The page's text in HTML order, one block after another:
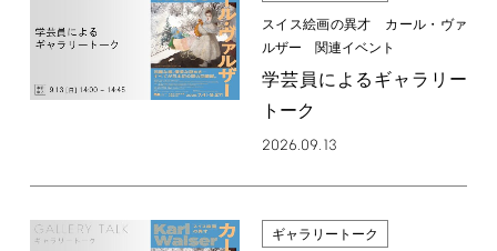
スイス絵画の異才 カール・ヴァ
ルザー 関連イベント
学芸員によるギャラリー
トーク
2026.09.13
ギャラリートーク